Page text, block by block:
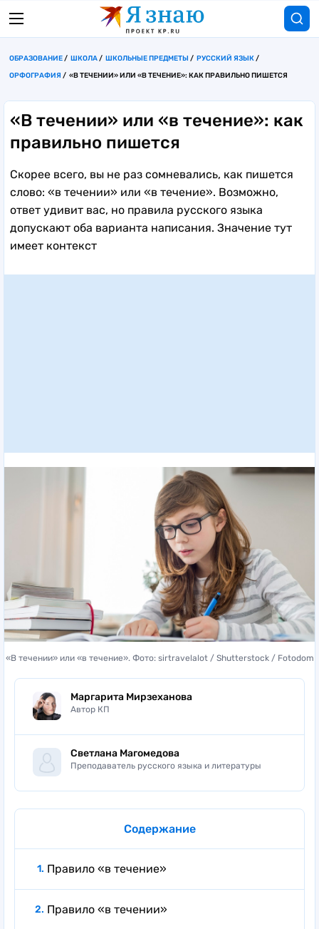
ОБРАЗОВАНИЕ ШКОЛА ШКОЛЬНЫЕ ПРЕДМЕТЫ
РУССКИЙ ЯЗЫК
ОРФОГРАФИЯ
«В ТЕЧЕНИИ» ИЛИ «В ТЕЧЕНИЕ»: КАК ПРАВИЛЬНО ПИШЕТСЯ
«В течении» или «в течение»: как
правильно пишется
Скорее всего, вы не раз сомневались, как пишется
слово: «в течении» или «в течение». Возможно,
ответ удивит вас, но правила русского языка
допускают оба варианта написания. Значение тут
имеет контекст
«В течении» или «в течение». Фото: sirtravelalot / Shutterstock / Fotodom
Маргарита Мирзеханова
Автор КП
Светлана Магомедова
Преподаватель русского языка и литературы
Содержание
Правило «в течение»
Правило «в течении»